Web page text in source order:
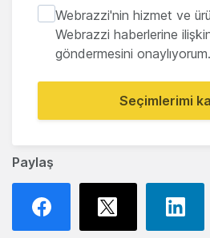
Paylaş
Webrazzi'nin hizmet ve
Webrazzi haberlerine
göndermesini onaylıyorum.
Seçimlerimi